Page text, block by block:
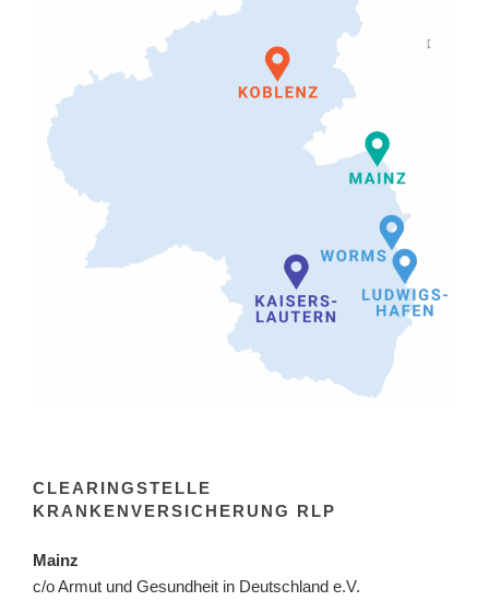
CLEARINGSTELLE
KRANKENVERSICHERUNG RLP
Mainz
c/o Armut und Gesundheit in Deutschland e.V.